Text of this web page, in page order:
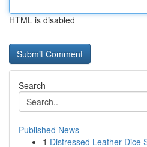
HTML is disabled
Search
Published News
1 Distressed Leather Dice